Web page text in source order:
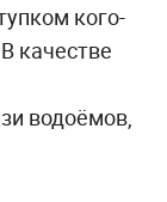
кого-
качестве
водоёмов,